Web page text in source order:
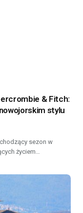
& Fitch:
stylu
sezon w
życiem…